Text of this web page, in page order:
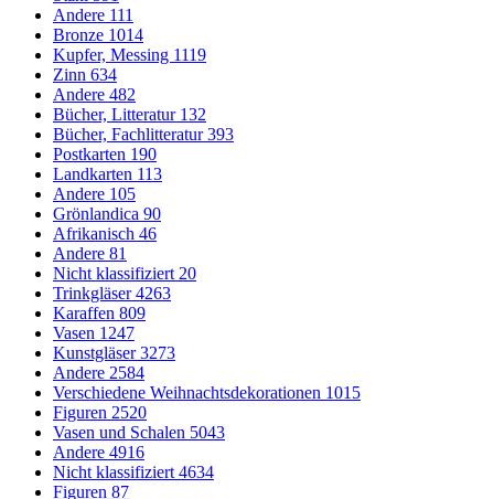
Andere 111
Bronze 1014
Kupfer, Messing 1119
Zinn 634
Andere 482
Bücher, Litteratur 132
Bücher, Fachlitteratur393
Postkarten 190
Landkarten 113
Andere 105
Grönlandica 90
Afrikanisch 46
Andere 81
Nicht klassifiziert 20
Trinkgläser4263
Karaffen 809
Vasen 1247
Kunstgläser3273
Andere 2584
Verschiedene Weihnachtsdekorationen 1015
Figuren 2520
Vasen und Schalen 5043
Andere 4916
Nicht klassifiziert 4634
Figuren 87